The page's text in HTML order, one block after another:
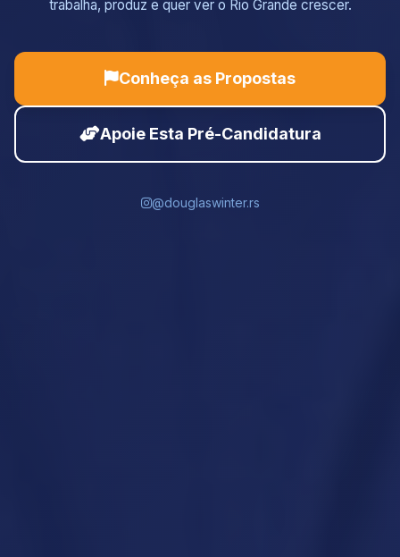
trabalha, produz e quer ver o Rio Grande crescer.
Conheça as Propostas
Apoie Esta Pré-Candidatura
@douglaswinter.rs